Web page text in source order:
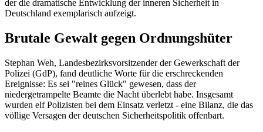
der die dramatische Entwicklung der inneren Sicherheit in
Deutschland exemplarisch aufzeigt.
Brutale Gewalt gegen Ordnungshüter
Stephan Weh, Landesbezirksvorsitzender der Gewerkschaft der
Polizei (GdP), fand deutliche Worte für die erschreckenden
Ereignisse: Es sei "reines Glück" gewesen, dass der
niedergetrampelte Beamte die Nacht überlebt habe. Insgesamt
wurden elf Polizisten bei dem Einsatz verletzt - eine Bilanz, die das
völlige Versagen der deutschen Sicherheitspolitik offenbart.